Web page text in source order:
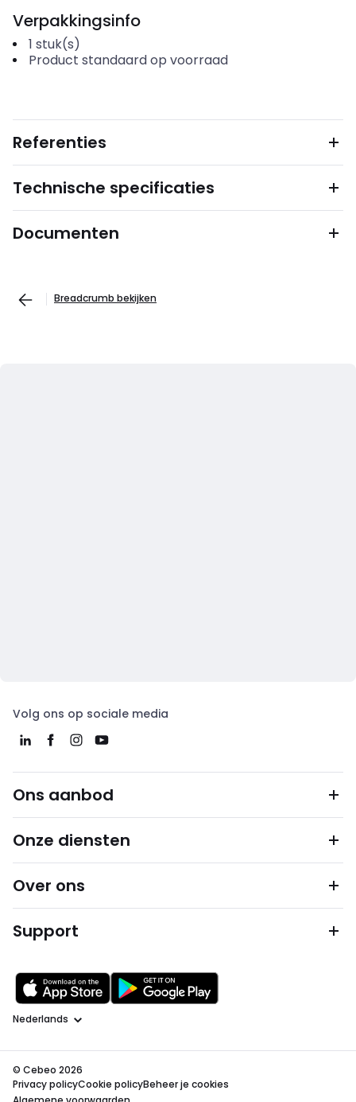
Verpakkingsinfo
1 stuk(s)
Product standaard op voorraad
Referenties
Technische specificaties
Documenten
Breadcrumb bekijken
Volg ons op sociale media
Ons aanbod
Onze diensten
Over ons
Support
Taal
© Cebeo 2026
Privacy policyCookie policyBeheer je cookies